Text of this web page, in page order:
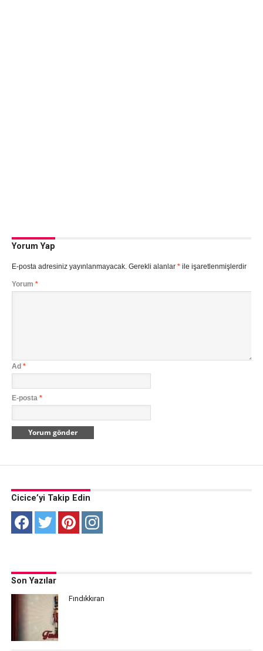
Yorum Yap
E-posta adresiniz yayınlanmayacak. Gerekli alanlar *ile işaretlenmişlerdir
Yorum *
Ad *
E-posta *
Cicice’yi Takip Edin
Son Yazılar
Fındıkkıran